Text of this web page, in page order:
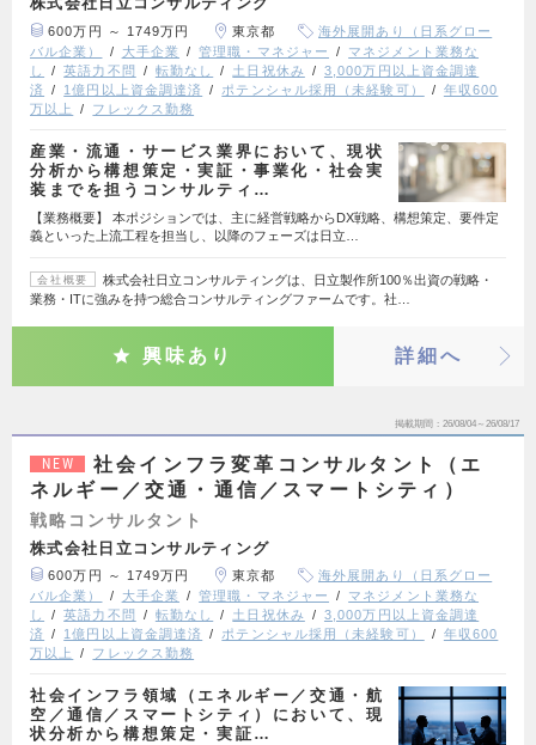
600万円 ～ 1749万円 東京都
海外展開あり（日系グロー
バル企業）
大手企業 管理職・マネジャー
マネジメント業務な
し
英語力不問 転勤なし 土日祝休み
3,000万円以上資金調達
済
1億円以上資金調達済 ポテンシャル採用（未経験可）
年収600
万以上
フレックス勤務
産業・流通・サービス業界において、現状
分析から構想策定・実証・事業化・社会実
装までを担うコンサルティ…
【業務概要】 本ポジションでは、主に経営戦略からDX戦略、構想策定、要件定
義といった上流工程を担当し、以降のフェーズは日立…
会社概要
株式会社日立コンサルティングは、日立製作所100％出資の戦略・
業務・ITに強みを持つ総合コンサルティングファームです。社…
興味あり 詳細へ
掲載期間 26/08/04～26/08/17
NEW
社会インフラ変革コンサルタント（エ
ネルギー／交通・通信／スマートシティ）
戦略コンサルタント
株式会社日立コンサルティング
600万円 ～ 1749万円 東京都
海外展開あり（日系グロー
バル企業）
大手企業 管理職・マネジャー
マネジメント業務な
し
英語力不問 転勤なし 土日祝休み
3,000万円以上資金調達
済
1億円以上資金調達済 ポテンシャル採用（未経験可）
年収600
万以上
フレックス勤務
社会インフラ領域（エネルギー／交通・航
空／通信／スマートシティ）において、現
状分析から構想策定・実証…